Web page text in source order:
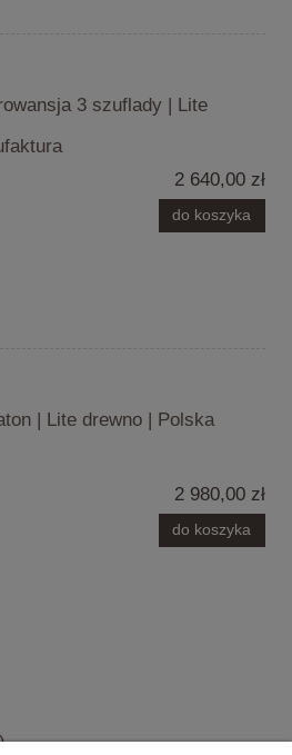
3 szuflady | Lite
2 640,00 zł
do koszyka
| Lite drewno | Polska
2 980,00 zł
do koszyka